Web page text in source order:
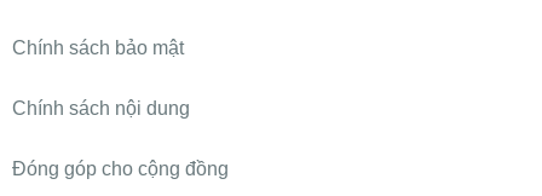
Chính sách bảo mật
Chính sách nội dung
Đóng góp cho cộng đồng